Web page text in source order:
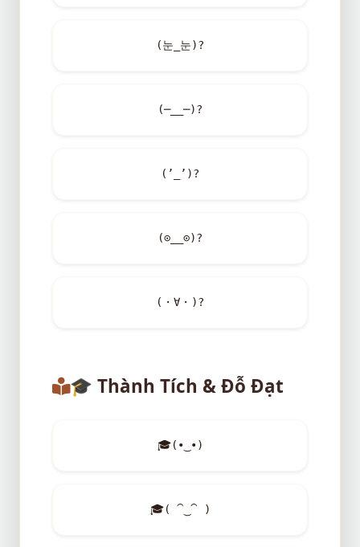
(눈_눈)?
(─__─)?
(’_’)?
(⊙__⊙)?
(・∀・)?
🎓 Thành Tích & Đỗ Đạt
🎓(•‿•)
🎓( ⁀‿⁀ )